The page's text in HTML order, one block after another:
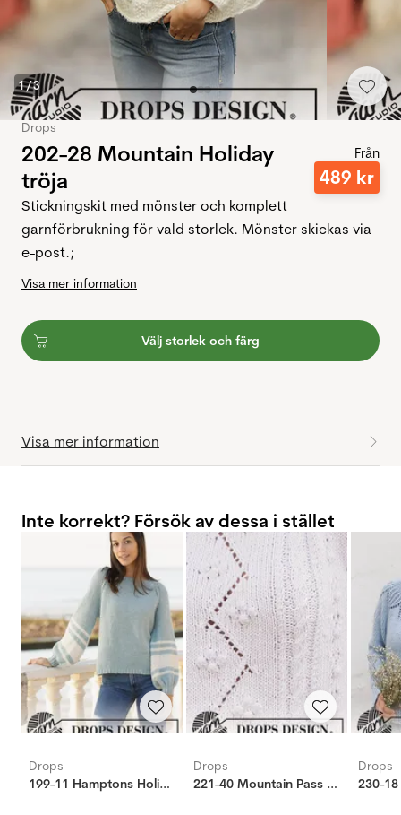
1/3
Drops
202-28 Mountain Holiday
tröja
Från
489 kr
Stickningskit med mönster och komplett
garnförbrukning för vald storlek. Mönster skickas via
e-post.;
Visa mer information
Välj storlek och färg
Visa mer information
Inte korrekt? Försök av dessa i stället
Drops
199-11 Hamptons Holiday tröja
Drops
221-40 Mountain Pass tröja
Drops
230-